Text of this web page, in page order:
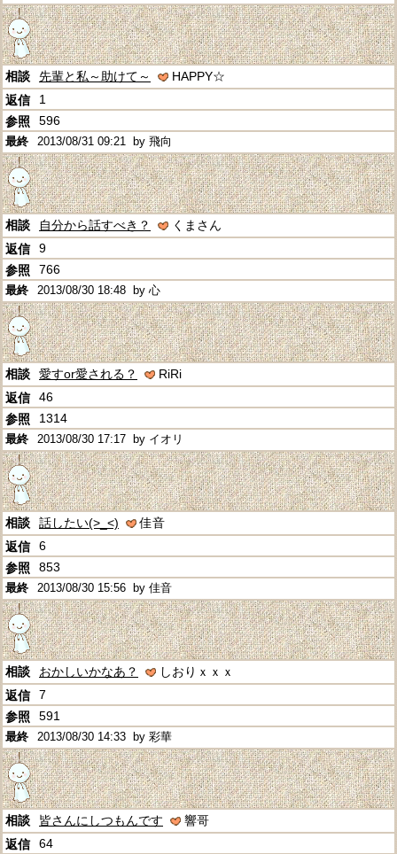
先輩と私～助けて～
HAPPY☆
1
596
2013/08/31 09:21 by 飛向
自分から話すべき？
くまさん
9
766
2013/08/30 18:48 by 心
愛すor愛される？
RiRi
46
1314
2013/08/30 17:17 by イオリ
話したい(>_<)
佳音
6
853
2013/08/30 15:56 by 佳音
おかしいかなあ？
しおりｘｘｘ
7
591
2013/08/30 14:33 by 彩華
皆さんにしつもんです
響哥
64